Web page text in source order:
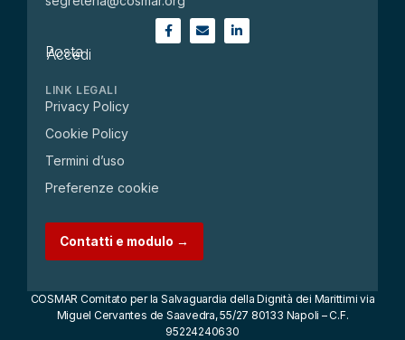
Posta
Accedi
LINK LEGALI
Privacy Policy
Cookie Policy
Termini d’uso
Preferenze cookie
Contatti e modulo →
COSMAR Comitato per la Salvaguardia della Dignità dei Marittimi via
Miguel Cervantes de Saavedra, 55/27 80133 Napoli – C.F.
95224240630